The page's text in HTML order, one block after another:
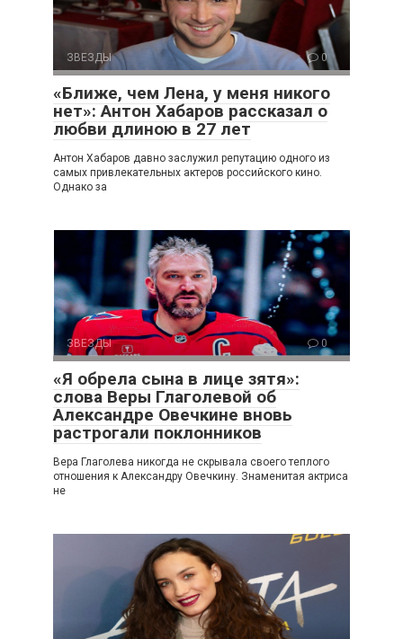
ЗВЕЗДЫ 0
«Ближе, чем Лена, у меня никого
нет»: Антон Хабаров рассказал о
любви длиною в 27 лет
Антон Хабаров давно заслужил репутацию одного из
самых привлекательных актеров российского кино.
Однако за
ЗВЕЗДЫ 0
«Я обрела сына в лице зятя»:
слова Веры Глаголевой об
Александре Овечкине вновь
растрогали поклонников
Вера Глаголева никогда не скрывала своего теплого
отношения к Александру Овечкину. Знаменитая актриса
не